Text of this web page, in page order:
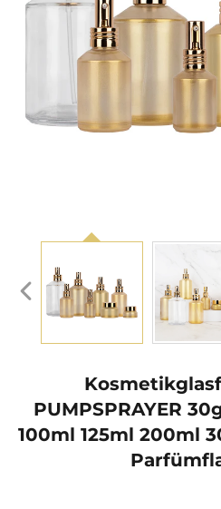
PUMPSPRAYER
100ml 125ml 200ml